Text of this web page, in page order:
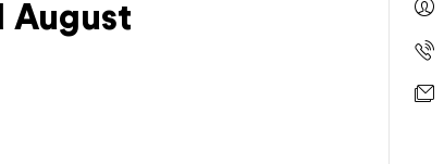
August